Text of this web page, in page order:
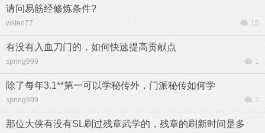
请问易筋经修炼条件?
wsteo77 15
有没有入血刀门的，如何快速提高贡献点
spring999 1
除了每年3.1**第一可以学秘传外，门派秘传如何学
spring999 2
那位大侠有没有SL刷过残章武学的，残章的刷新时间是多